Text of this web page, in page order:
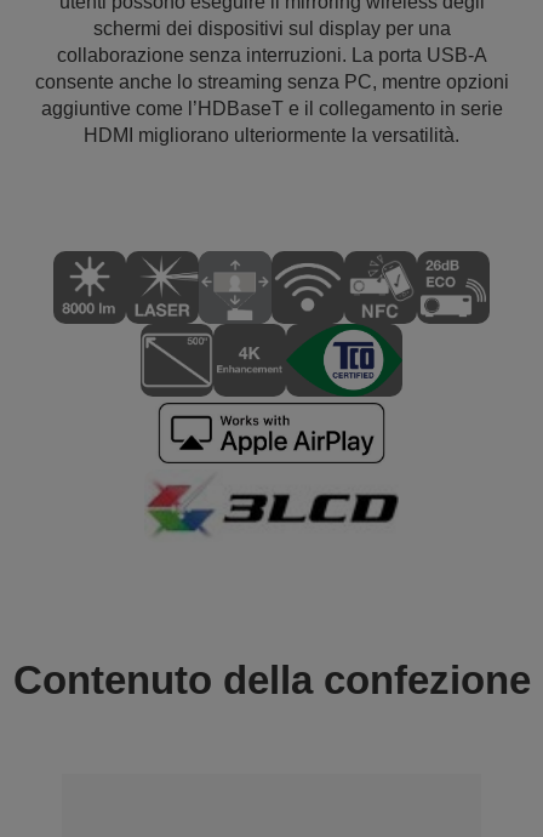
schermi dei dispositivi sul display per una
collaborazione senza interruzioni. La porta USB-A
consente anche lo streaming senza PC, mentre opzioni
aggiuntive come l’HDBaseT e il collegamento in serie
HDMI migliorano ulteriormente la versatilità.
Contenuto della confezione